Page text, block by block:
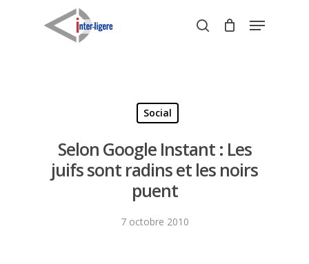
search
Menu
Social
Selon Google Instant : Les
juifs sont radins et les noirs
puent
7 octobre 2010